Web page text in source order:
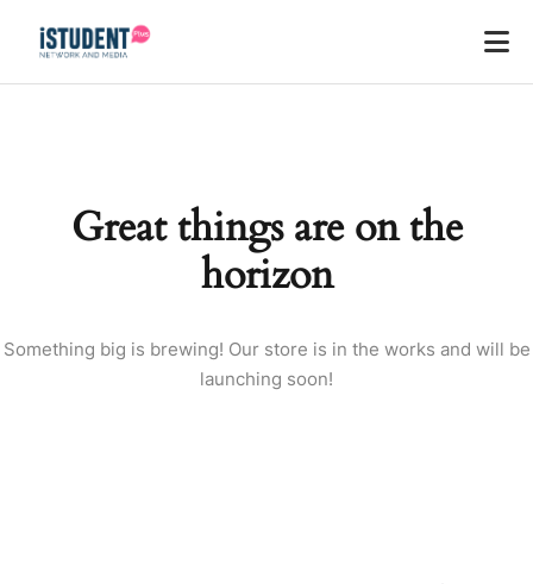
Great things are on the
horizon
Something big is brewing! Our store is in the works and will be
launching soon!